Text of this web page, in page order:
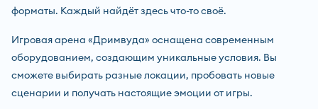
форматы. Каждый найдёт здесь что-то своё.
Игровая арена «Дримвуда» оснащена современным
оборудованием, создающим уникальные условия. Вы
сможете выбирать разные локации, пробовать новые
сценарии и получать настоящие эмоции от игры.